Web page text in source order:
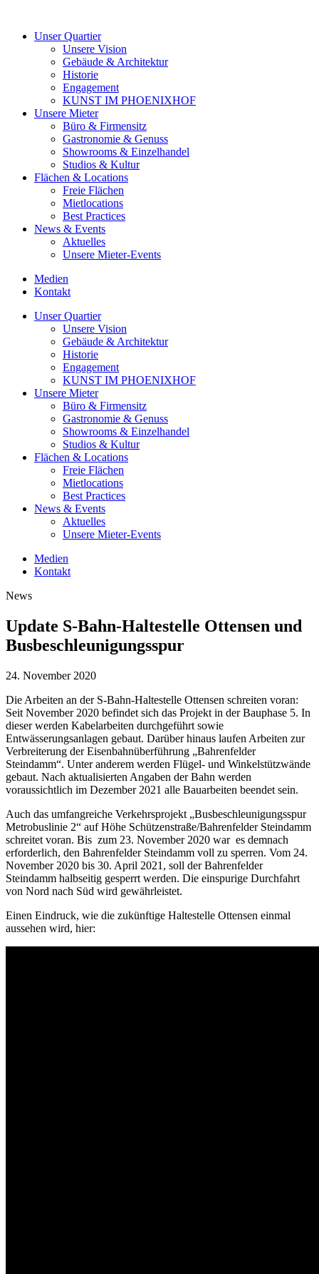
Unser Quartier
Unsere Vision
Gebäude & Architektur
Historie
Engagement
KUNST IM PHOENIXHOF
Unsere Mieter
Büro & Firmensitz
Gastronomie & Genuss
Showrooms & Einzelhandel
Studios & Kultur
Flächen & Locations
Freie Flächen
Mietlocations
Best Practices
News & Events
Aktuelles
Unsere Mieter-Events
Medien
Kontakt
Unser Quartier
Unsere Vision
Gebäude & Architektur
Historie
Engagement
KUNST IM PHOENIXHOF
Unsere Mieter
Büro & Firmensitz
Gastronomie & Genuss
Showrooms & Einzelhandel
Studios & Kultur
Flächen & Locations
Freie Flächen
Mietlocations
Best Practices
News & Events
Aktuelles
Unsere Mieter-Events
Medien
Kontakt
News
Update S-Bahn-Haltestelle Ottensen und
Busbeschleunigungsspur
24. November 2020
Die Arbeiten an der S-Bahn-Haltestelle Ottensen schreiten voran:
Seit November 2020 befindet sich das Projekt in der Bauphase 5. In
dieser werden Kabelarbeiten durchgeführt sowie
Entwässerungsanlagen gebaut. Darüber hinaus laufen Arbeiten zur
Verbreiterung der Eisenbahnüberführung „Bahrenfelder
Steindamm“. Unter anderem werden Flügel- und Winkelstützwände
gebaut. Nach aktualisierten Angaben der Bahn werden
voraussichtlich im Dezember 2021 alle Bauarbeiten beendet sein.
Auch das umfangreiche Verkehrsprojekt „Busbeschleunigungsspur
Metrobuslinie 2“ auf Höhe Schützenstraße/Bahrenfelder Steindamm
schreitet voran. Bis zum 23. November 2020 war es demnach
erforderlich, den Bahrenfelder Steindamm voll zu sperren. Vom 24.
November 2020 bis 30. April 2021, soll der Bahrenfelder
Steindamm halbseitig gesperrt werden. Die einspurige Durchfahrt
von Nord nach Süd wird gewährleistet.
Einen Eindruck, wie die zukünftige Haltestelle Ottensen einmal
aussehen wird, hier: